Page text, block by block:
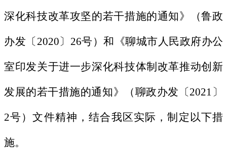
深化科技改革攻坚的若干措施的通知》（鲁政
办发〔2020〕26号）和《聊城市人民政府办公
室印发关于进一步深化科技体制改革推动创新
发展的若干措施的通知》（聊政办发〔2021〕
2号）文件精神，结合我区实际，制定以下措
施。